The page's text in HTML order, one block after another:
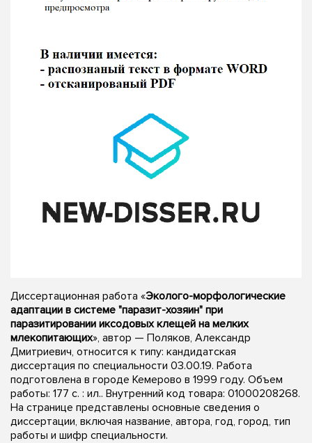
Диссертационная работа «Эколого-морфологические
адаптации в системе "паразит-хозяин" при
паразитировании иксодовых клещей на мелких
млекопитающих», автор — Поляков, Александр
Дмитриевич, относится к типу: кандидатская
диссертация по специальности 03.00.19. Работа
подготовлена в городе Кемерово в 1999 году. Объем
работы: 177 с. : ил.. Внутренний код товара: 01000208268.
На странице представлены основные сведения о
диссертации, включая название, автора, год, город, тип
работы и шифр специальности.